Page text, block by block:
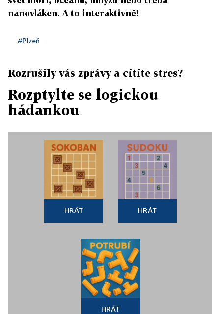
nanovláken. A to interaktivně!
#Plzeň
Rozrušily vás zprávy a cítíte stres?
Rozptylte se logickou
hádankou
HRÁT HRÁT
HRÁT